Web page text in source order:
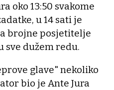
oko 13:50 svakome
u 14 sati je
brojne posjetitelje
sve dužem redu.
glave" nekoliko
bio je Ante Jura